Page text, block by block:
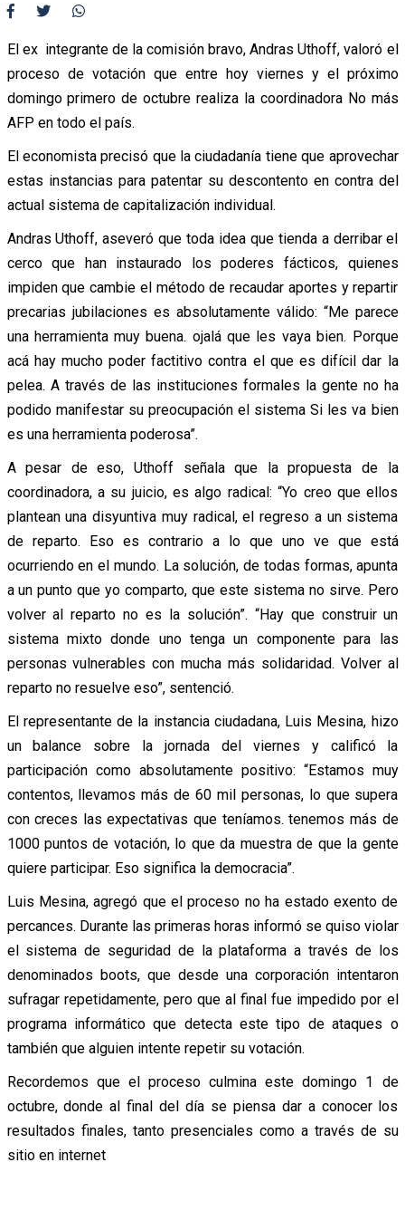
El ex integrante de la comisión bravo, Andras Uthoff, valoró el
proceso de votación que entre hoy viernes y el próximo
domingo primero de octubre realiza la coordinadora No más
AFP en todo el país.
El economista precisó que la ciudadanía tiene que aprovechar
estas instancias para patentar su descontento en contra del
actual sistema de capitalización individual.
Andras Uthoff, aseveró que toda idea que tienda a derribar el
cerco que han instaurado los poderes fácticos, quienes
impiden que cambie el método de recaudar aportes y repartir
precarias jubilaciones es absolutamente válido: “Me parece
una herramienta muy buena. ojalá que les vaya bien. Porque
acá hay mucho poder factitivo contra el que es difícil dar la
pelea. A través de las instituciones formales la gente no ha
podido manifestar su preocupación el sistema Si les va bien
es una herramienta poderosa”.
A pesar de eso, Uthoff señala que la propuesta de la
coordinadora, a su juicio, es algo radical: “Yo creo que ellos
plantean una disyuntiva muy radical, el regreso a un sistema
de reparto. Eso es contrario a lo que uno ve que está
ocurriendo en el mundo. La solución, de todas formas, apunta
a un punto que yo comparto, que este sistema no sirve. Pero
volver al reparto no es la solución”. “Hay que construir un
sistema mixto donde uno tenga un componente para las
personas vulnerables con mucha más solidaridad. Volver al
reparto no resuelve eso”, sentenció.
El representante de la instancia ciudadana, Luis Mesina, hizo
un balance sobre la jornada del viernes y calificó la
participación como absolutamente positivo: “Estamos muy
contentos, llevamos más de 60 mil personas, lo que supera
con creces las expectativas que teníamos. tenemos más de
1000 puntos de votación, lo que da muestra de que la gente
quiere participar. Eso significa la democracia”.
Luis Mesina, agregó que el proceso no ha estado exento de
percances. Durante las primeras horas informó se quiso violar
el sistema de seguridad de la plataforma a través de los
denominados boots, que desde una corporación intentaron
sufragar repetidamente, pero que al final fue impedido por el
programa informático que detecta este tipo de ataques o
también que alguien intente repetir su votación.
Recordemos que el proceso culmina este domingo 1 de
octubre, donde al final del día se piensa dar a conocer los
resultados finales, tanto presenciales como a través de su
sitio en internet